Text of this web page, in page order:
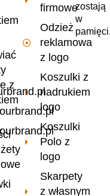
zostają
w
firmowe
Odzież
reklamowa
z logo
Koszulki z
nadrukiem
logo
Koszulki
Polo z
logo
Skarpety
z własnym
z